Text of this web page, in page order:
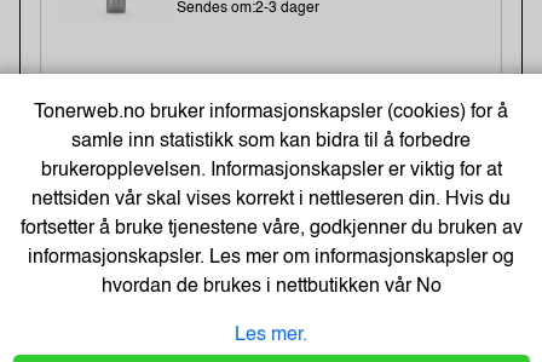
Sendes om:2-3 dager
6 939,-
5 551,- Eks. Mva.
Kjøp
Best Selgere
Tartan Klistrelapper 76x76 gul
Tonerweb.no bruker informasjonskapsler (cookies) for å
samle inn statistikk som kan bidra til å forbedre
brukeropplevelsen. Informasjonskapsler er viktig for at
nettsiden vår skal vises korrekt i nettleseren din. Hvis du
fortsetter å bruke tjenestene våre, godkjenner du bruken av
informasjonskapsler. Les mer om informasjonskapsler og
hvordan de brukes i nettbutikken vårNo
Les mer.